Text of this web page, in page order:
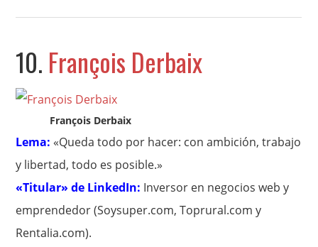
10. François Derbaix
François Derbaix
Lema: «Queda todo por hacer: con ambición, trabajo
y libertad, todo es posible.»
«Titular» de LinkedIn: Inversor en negocios web y
emprendedor (Soysuper.com, Toprural.com y
Rentalia.com).